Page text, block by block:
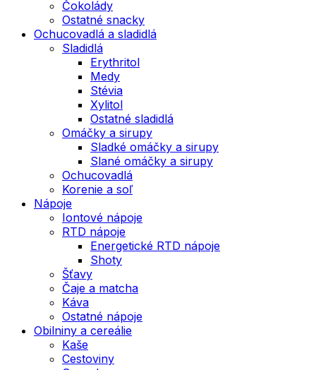
Čokolády
Ostatné snacky
Ochucovadlá a sladidlá
Sladidlá
Erythritol
Medy
Stévia
Xylitol
Ostatné sladidlá
Omáčky a sirupy
Sladké omáčky a sirupy
Slané omáčky a sirupy
Ochucovadlá
Korenie a soľ
Nápoje
Iontové nápoje
RTD nápoje
Energetické RTD nápoje
Shoty
Šťavy
Čaje a matcha
Káva
Ostatné nápoje
Obilniny a cereálie
Kaše
Cestoviny